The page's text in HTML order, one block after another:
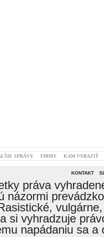
SPRÁVY FIRMY KAM VYRAZIŤ
KONTAKT
práva
názormi
si vyhradzuje
napádaniu sa